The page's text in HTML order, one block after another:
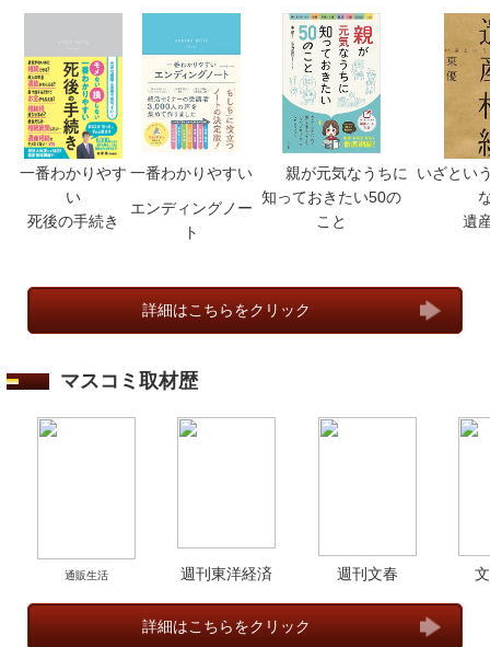
一番わかりやす
い
死後の手続き
一番わかりやすい
エンディングノー
ト
親が元気なうちに
知っておきたい50の
こと
いざとい
遺
詳細はこちらをクリック
マスコミ取材歴
通販生活 週刊東洋経済 週刊文春
詳細はこちらをクリック